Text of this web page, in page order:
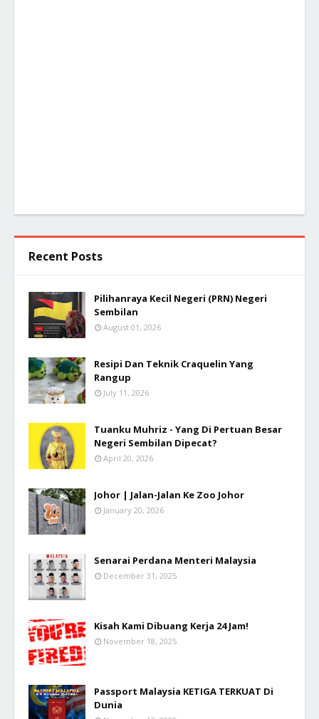
Recent Posts
Pilihanraya Kecil Negeri (PRN) Negeri
Sembilan
August 01, 2026
Resipi Dan Teknik Craquelin Yang
Rangup
July 11, 2026
Tuanku Muhriz - Yang Di Pertuan Besar
Negeri Sembilan Dipecat?
April 20, 2026
Johor | Jalan-Jalan Ke Zoo Johor
January 20, 2026
Senarai Perdana Menteri Malaysia
December 31, 2025
Kisah Kami Dibuang Kerja 24 Jam!
November 18, 2025
Passport Malaysia KETIGA TERKUAT Di
Dunia